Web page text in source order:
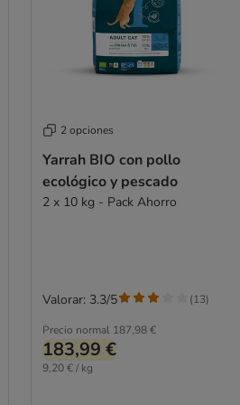
2 opciones
Yarrah BIO con pollo
ecológico y pescado
2 x 10 kg - Pack Ahorro
Precio normal 187,98 €
183,99 €
9,20 € / kg
Valorar: 3.3/5 (13)